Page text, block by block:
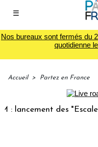
☰
Nos bureaux sont fermés du
quotidienne
Accueil > Partez en France
des "Escales